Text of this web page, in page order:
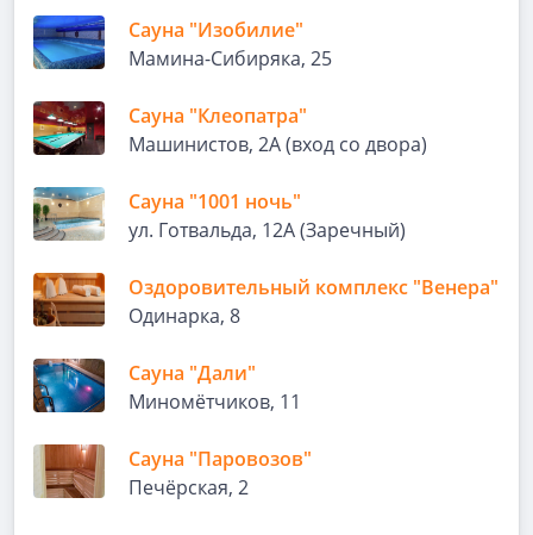
Сауна "Изобилие"
Мамина-Сибиряка, 25
Сауна "Клеопатра"
Машинистов, 2А (вход со двора)
Сауна "1001 ночь"
ул. Готвальда, 12А (Заречный)
Оздоровительный комплекс "Венера"
Одинарка, 8
Сауна "Дали"
Миномётчиков, 11
Сауна "Паровозов"
Печёрская, 2